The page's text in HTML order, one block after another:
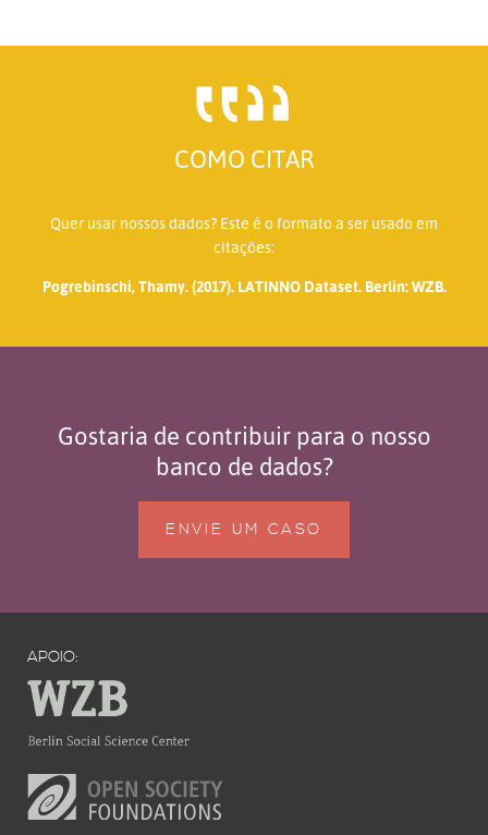
COMO CITAR
Quer usar nossos dados? Este é o formato a ser usado em
citações:
Pogrebinschi, Thamy. (2017). LATINNO Dataset. Berlin: WZB.
Gostaria de contribuir para o nosso
banco de dados?
ENVIE UM CASO
APOIO: